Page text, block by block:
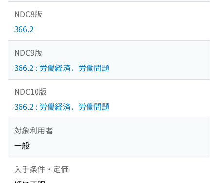
NDC8版
366.2
NDC9版
366.2 : 労働経済．労働問題
NDC10版
366.2 : 労働経済．労働問題
対象利用者
一般
入手条件・定価